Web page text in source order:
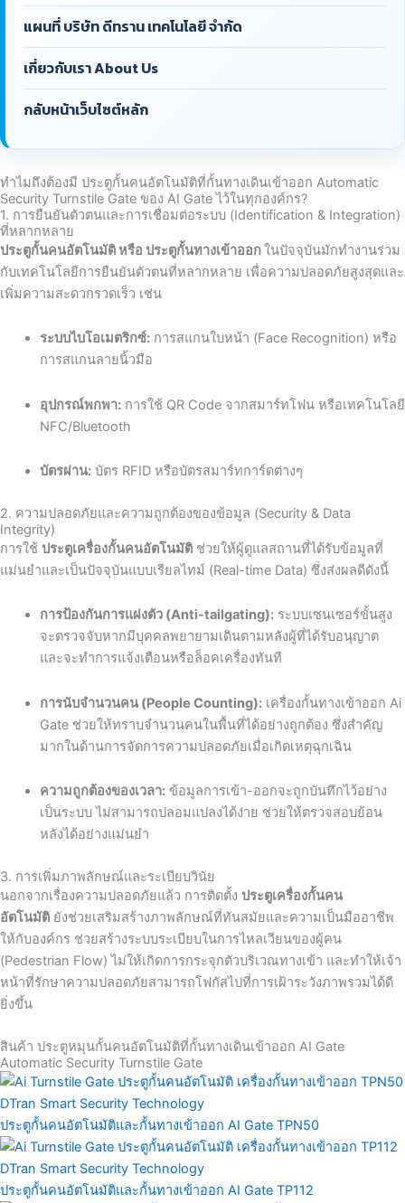
แผนที่ บริษัท ดีทราน เทคโนโลยี จำกัด
เกี่ยวกับเรา About Us
กลับหน้าเว็บไซต์หลัก
ทำไมถึงต้องมี ประตูกั้นคนอัตโนมัติที่กั้นทางเดินเข้าออก Automatic
Security Turnstile Gate ของ AI Gate ไว้ในทุกองค์กร?
1. การยืนยันตัวตนและการเชื่อมต่อระบบ (Identification & Integration)
ที่หลากหลาย
ประตูกั้นคนอัตโนมัติ หรือ ประตูกั้นทางเข้าออกในปัจจุบันมักทำงานร่วม
กับเทคโนโลยีการยืนยันตัวตนที่หลากหลาย เพื่อความปลอดภัยสูงสุดและ
เพิ่มความสะดวกรวดเร็ว เช่น
ระบบไบโอเมตริกซ์:การสแกนใบหน้า (Face Recognition) หรือ
การสแกนลายนิ้วมือ
อุปกรณ์พกพา:การใช้ QR Code จากสมาร์ทโฟน หรือเทคโนโลยี
NFC/Bluetooth
บัตรผ่าน:บัตร RFID หรือบัตรสมาร์ทการ์ดต่างๆ
2. ความปลอดภัยและความถูกต้องของข้อมูล (Security & Data
Integrity)
การใช้ ประตูเครื่องกั้นคนอัตโนมัติ ช่วยให้ผู้ดูแลสถานที่ได้รับข้อมูลที่
แม่นยำและเป็นปัจจุบันแบบเรียลไทม์ (Real-time Data) ซึ่งส่งผลดีดังนี้
การป้องกันการแฝงตัว (Anti-tailgating):ระบบเซนเซอร์ขั้นสูง
จะตรวจจับหากมีบุคคลพยายามเดินตามหลังผู้ที่ได้รับอนุญาต
และจะทำการแจ้งเตือนหรือล็อคเครื่องทันที
การนับจำนวนคน (People Counting):เครื่องกั้นทางเข้าออก Ai
Gate ช่วยให้ทราบจำนวนคนในพื้นที่ได้อย่างถูกต้อง ซึ่งสำคัญ
มากในด้านการจัดการความปลอดภัยเมื่อเกิดเหตุฉุกเฉิน
ความถูกต้องของเวลา:ข้อมูลการเข้า-ออกจะถูกบันทึกไว้อย่าง
เป็นระบบ ไม่สามารถปลอมแปลงได้ง่าย ช่วยให้ตรวจสอบย้อน
หลังได้อย่างแม่นยำ
3. การเพิ่มภาพลักษณ์และระเบียบวินัย
นอกจากเรื่องความปลอดภัยแล้ว การติดตั้ง ประตูเครื่องกั้นคน
อัตโนมัติ ยังช่วยเสริมสร้างภาพลักษณ์ที่ทันสมัยและความเป็นมืออาชีพ
ให้กับองค์กร ช่วยสร้างระบบระเบียบในการไหลเวียนของผู้คน
(Pedestrian Flow) ไม่ให้เกิดการกระจุกตัวบริเวณทางเข้า และทำให้เจ้า
หน้าที่รักษาความปลอดภัยสามารถโฟกัสไปที่การเฝ้าระวังภาพรวมได้ดี
ยิ่งขึ้น
สินค้า ประตูหมุนกั้นคนอัตโนมัติที่กั้นทางเดินเข้าออก AI Gate
Automatic Security Turnstile Gate
ประตูกั้นคนอัตโนมัติและกั้นทางเข้าออก AI Gate TPN50
ประตูกั้นคนอัตโนมัติและกั้นทางเข้าออก AI Gate TP112